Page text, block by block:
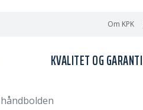
KVALITET OG GARANTI
Om KPK